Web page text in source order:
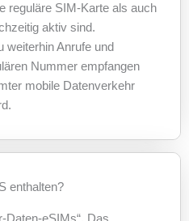
reguläre SIM-Karte als auch
aktiv sind.
weiterhin Anrufe und
Nummer empfangen
mobile Datenverkehr
enthalten?
Daten-eSIMs“. Das